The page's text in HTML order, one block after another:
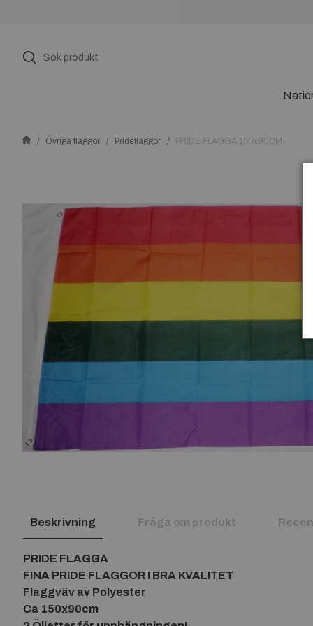
Övriga flaggor Prideflaggor PRIDE FLAGGA 150x90CM
Beskrivning Fråga om produkt
PRIDE FLAGGA
FINA PRIDE FLAGGOR I BRA KVALITET
Flaggväv av Polyester
Ca 150x90cm